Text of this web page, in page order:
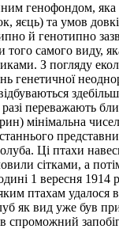
генофондом, яка
яєць) та умов
й генотипно
самого виду,
З погляду
генетичної
переважають
мінімальна
Ці птахи
сітками, а
1 вересня
птахам удалося
як вид уже був
спроможний